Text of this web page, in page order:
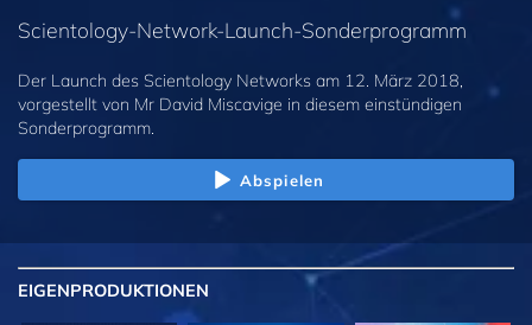
Scientology-Network-Launch-Sonderprogramm
Der Launch des Scientology Networks am 12. März 2018,
vorgestellt von Mr David Miscavige in diesem einstündigen
Sonderprogramm.
Abspielen
EIGENPRODUKTIONEN